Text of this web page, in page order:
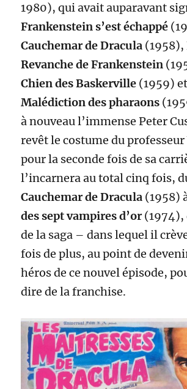
1980), qui avait auparavant
Frankenstein s’est échappé
Cauchemar de Dracula (1958),
Revanche de Frankenstein
Chien des Baskerville (1959)
Malédiction des pharaons
à nouveau l’immense Peter
revêt le costume du
pour la seconde fois de sa
l’incarnera au total cinq fois,
Cauchemar de Dracula (1958)
des sept vampires d’or(1974),
de la saga – dans lequel il
fois de plus, au point de
héros de ce nouvel épisode,
dire de la franchise.